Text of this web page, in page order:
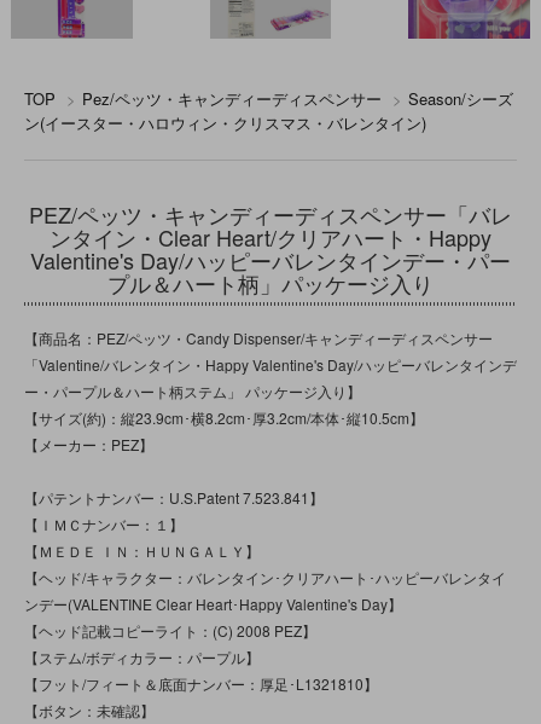
TOP > Pez/ペッツ・キャンディーディスペンサー > Season/シーズ
ン(イースター・ハロウィン・クリスマス・バレンタイン)
PEZ/ペッツ・キャンディーディスペンサー「バレ
ンタイン・Clear Heart/クリアハート・Happy
Valentine's Day/ハッピーバレンタインデー・パー
プル＆ハート柄」パッケージ入り
【商品名：PEZ/ペッツ・Candy Dispenser/キャンディーディスペンサー
「Valentine/バレンタイン・Happy Valentine's Day/ハッピーバレンタインデ
ー・パープル＆ハート柄ステム」 パッケージ入り】
【サイズ(約)：縦23.9cm･横8.2cm･厚3.2cm/本体･縦10.5cm】
【メーカー：PEZ】
【パテントナンバー：U.S.Patent 7.523.841】
【ＩＭＣナンバー：１】
【ＭＥＤＥ ＩＮ：ＨＵＮＧＡＬＹ】
【ヘッド/キャラクター：バレンタイン･クリアハート･ハッピーバレンタイ
ンデー(VALENTINE Clear Heart･Happy Valentine's Day】
【ヘッド記載コピーライト：(C) 2008 PEZ】
【ステム/ボディカラー：パープル】
【フット/フィート＆底面ナンバー：厚足･L1321810】
【ボタン：未確認】